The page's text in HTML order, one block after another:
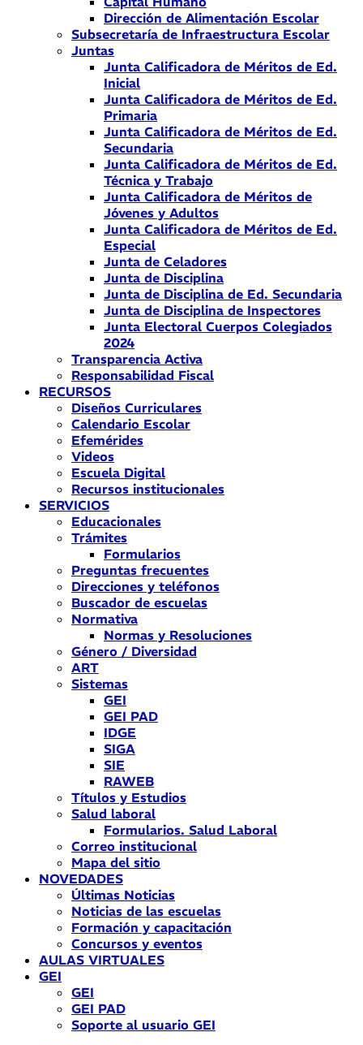
Dirección de Alimentación Escolar
Subsecretaría de Infraestructura Escolar
Juntas
Junta Calificadora de Méritos de Ed.
Inicial
Junta Calificadora de Méritos de Ed.
Primaria
Junta Calificadora de Méritos de Ed.
Secundaria
Junta Calificadora de Méritos de Ed.
Técnica y Trabajo
Junta Calificadora de Méritos de
Jóvenes y Adultos
Junta Calificadora de Méritos de Ed.
Especial
Junta de Celadores
Junta de Disciplina
Junta de Disciplina de Ed. Secundaria
Junta de Disciplina de Inspectores
Junta Electoral Cuerpos Colegiados
2024
Transparencia Activa
Responsabilidad Fiscal
RECURSOS
Diseños Curriculares
Calendario Escolar
Efemérides
Videos
Escuela Digital
Recursos institucionales
SERVICIOS
Educacionales
Trámites
Formularios
Preguntas frecuentes
Direcciones y teléfonos
Buscador de escuelas
Normativa
Normas y Resoluciones
Género / Diversidad
ART
Sistemas
GEI
GEI PAD
IDGE
SIGA
SIE
RAWEB
Títulos y Estudios
Salud laboral
Formularios. Salud Laboral
Correo institucional
Mapa del sitio
NOVEDADES
Últimas Noticias
Noticias de las escuelas
Formación y capacitación
Concursos y eventos
AULAS VIRTUALES
GEI
GEI
GEI PAD
Soporte al usuario GEI